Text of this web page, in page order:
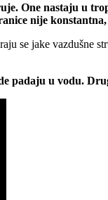
One nastaju u
nije
se jake vazdušne
padaju u vodu.